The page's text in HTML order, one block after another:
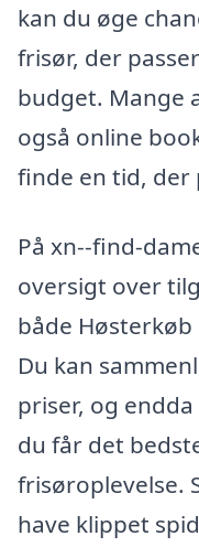
kan du øge
frisør, der
budget. Mange
også online
finde en tid, der
På xn--find-
oversigt over
både
Du kan
priser, og
du får det
frisøroplevelse.
have klippet